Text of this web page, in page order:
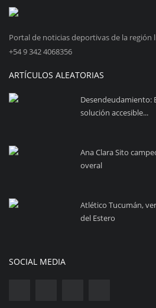
Portal de noticias deportivas de la
+54 9 342 4068356
ARTÍCULOS ALEATORIAS
Desendeudamiento:
solución accesible...
Ana Clara Sito
overal
Atlético Tucumán,
del Estero
SOCIAL MEDIA